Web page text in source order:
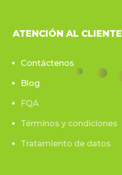
ATENCIÓN AL CLIENTE
Contáctenos
Blog
FQA
Términos y condiciones
Tratamiento de datos